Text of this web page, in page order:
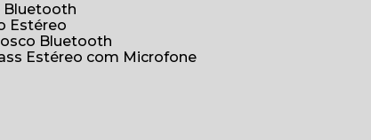
Bluetooth
Estéreo
Bluetooth
Estéreo com Microfone